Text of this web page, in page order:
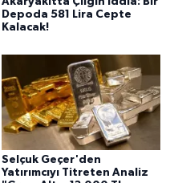
Depoda 581 Lira Cepte
Kalacak!
Selçuk Geçer'den
Yatırımcıyı Titreten Analiz